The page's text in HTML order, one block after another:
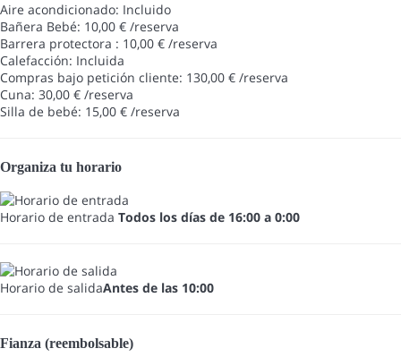
Aire acondicionado: Incluido
Bañera Bebé: 10,00 € /reserva
Barrera protectora : 10,00 € /reserva
Calefacción: Incluida
Compras bajo petición cliente: 130,00 € /reserva
Cuna: 30,00 € /reserva
Silla de bebé: 15,00 € /reserva
Organiza tu horario
Horario de entrada Todos los días de 16:00 a 0:00
Horario de salidaAntes de las 10:00
Fianza (reembolsable)